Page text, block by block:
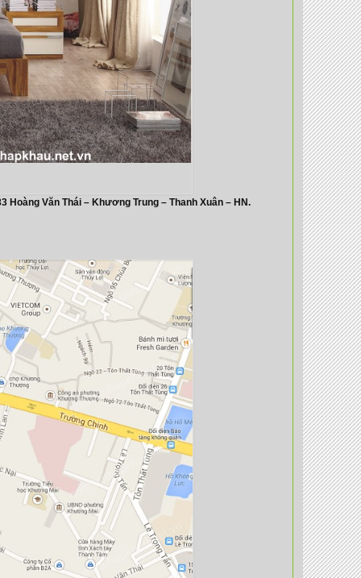
Hoàng Văn Thái – Khương Trung – Thanh Xuân – HN.